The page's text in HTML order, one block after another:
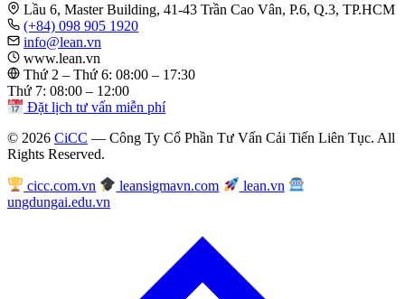
Lầu 6, Master Building, 41-43 Trần Cao Vân, P.6, Q.3, TP.HCM
(+84) 098 905 1920
info@lean.vn
www.lean.vn
Thứ 2 – Thứ 6: 08:00 – 17:30
Thứ 7: 08:00 – 12:00
Đặt lịch tư vấn miễn phí
© 2026 CiCC — Công Ty Cổ Phần Tư Vấn Cải Tiến Liên Tục. All
Rights Reserved.
cicc.com.vn leansigmavn.com
lean.vn
ungdungai.edu.vn